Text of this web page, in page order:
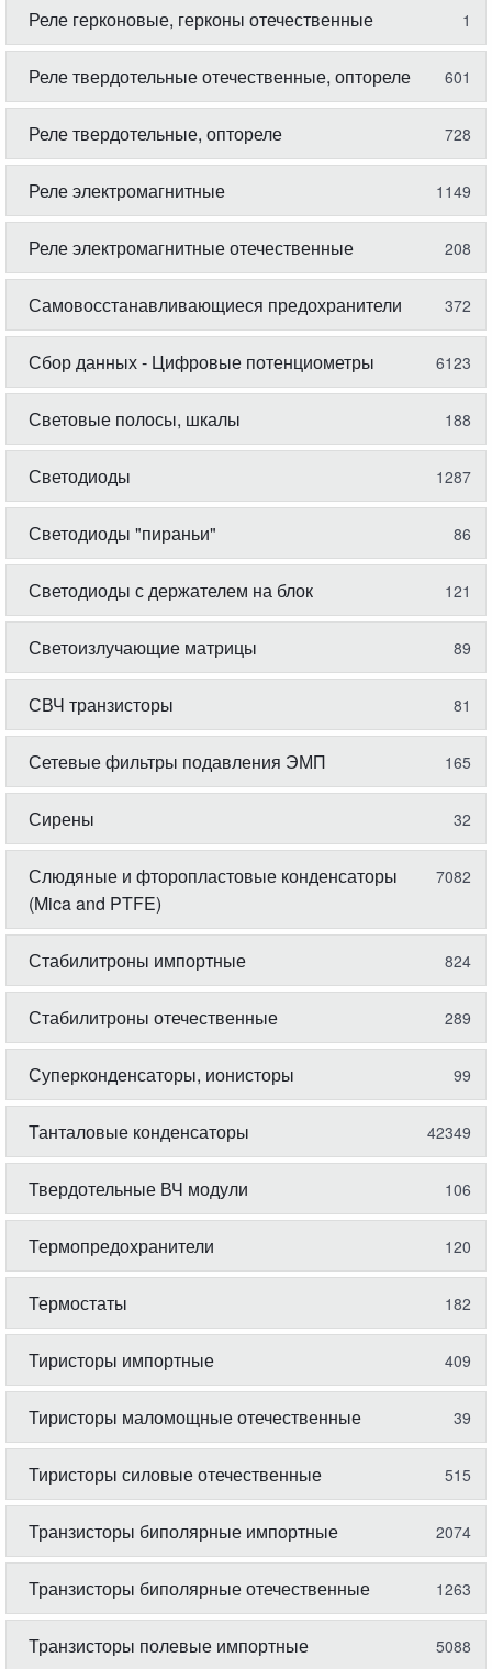
Реле герконовые, герконы отечественные 1
Реле твердотельные отечественные, оптореле 601
Реле твердотельные, оптореле 728
Реле электромагнитные 1149
Реле электромагнитные отечественные 208
Самовосстанавливающиеся предохранители 372
Сбор данных - Цифровые потенциометры 6123
Световые полосы, шкалы 188
Светодиоды 1287
Светодиоды "пираньи" 86
Светодиоды с держателем на блок 121
Светоизлучающие матрицы 89
СВЧ транзисторы 81
Сетевые фильтры подавления ЭМП 165
Сирены 32
Слюдяные и фторопластовые конденсаторы
(Mica and PTFE)
7082
Стабилитроны импортные 824
Стабилитроны отечественные 289
Суперконденсаторы, ионисторы 99
Танталовые конденсаторы 42349
Твердотельные ВЧ модули 106
Термопредохранители 120
Термостаты 182
Тиристоры импортные 409
Тиристоры маломощные отечественные 39
Тиристоры силовые отечественные 515
Транзисторы биполярные импортные 2074
Транзисторы биполярные отечественные 1263
Транзисторы полевые импортные 5088